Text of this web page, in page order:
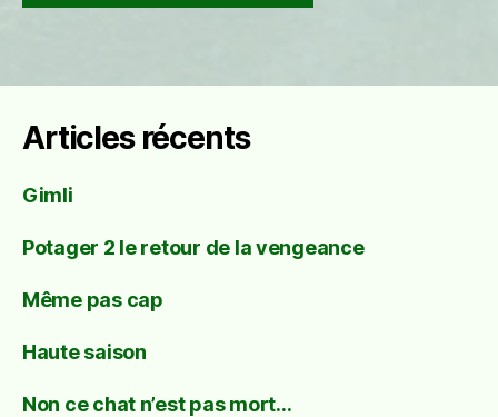
Articles récents
Gimli
Potager 2 le retour de la vengeance
Même pas cap
Haute saison
Non ce chat n’est pas mort…